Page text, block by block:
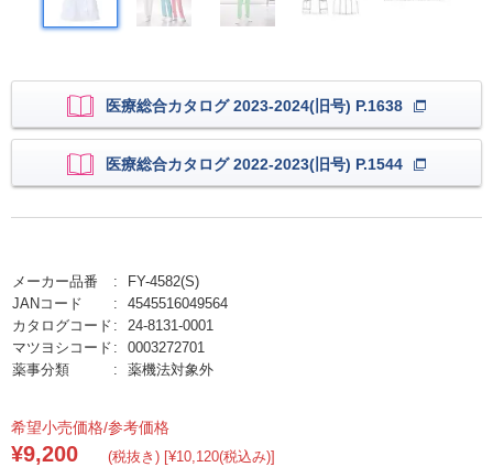
医療総合カタログ 2023-2024(旧号) P.1638
医療総合カタログ 2022-2023(旧号) P.1544
メーカー品番
FY-4582(S)
JANコード
4545516049564
カタログコード
24-8131-0001
マツヨシコード
0003272701
薬事分類
薬機法対象外
希望小売価格/参考価格
¥9,200 (税抜き) [¥10,120(税込み)]